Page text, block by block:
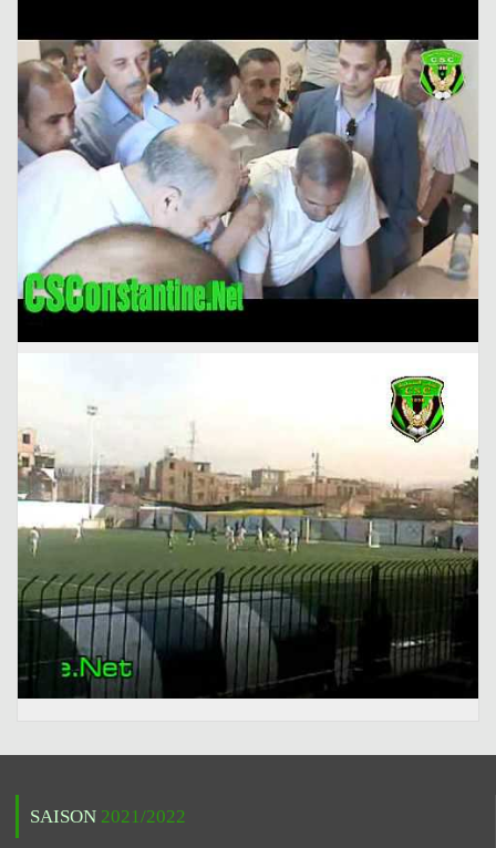
SAISON 2021/2022